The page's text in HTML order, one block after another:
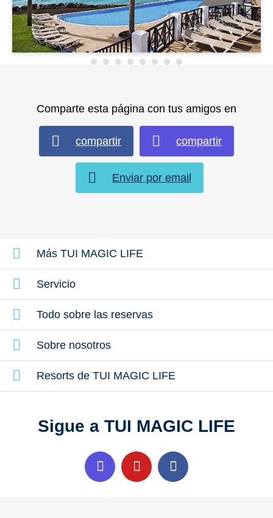
Comparte esta página con tus amigos en
compartir compartir
Enviar por email
Más TUI MAGIC LIFE
Servicio
Todo sobre las reservas
Sobre nosotros
Resorts de TUI MAGIC LIFE
Sigue a TUI MAGIC LIFE